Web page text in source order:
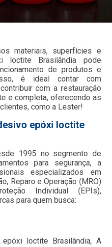
materiais, superfícies e
loctite Brasilândia pode
de produtos e
é ideal contar com
com a restauração
e completa, oferecendo as
como a Lester!
epóxi loctite
1995 no segmento de
para segurança, a
especializados em
Reparo e Operação (MRO)
Individual (EPIs),
para quem busca:
loctite Brasilândia, A